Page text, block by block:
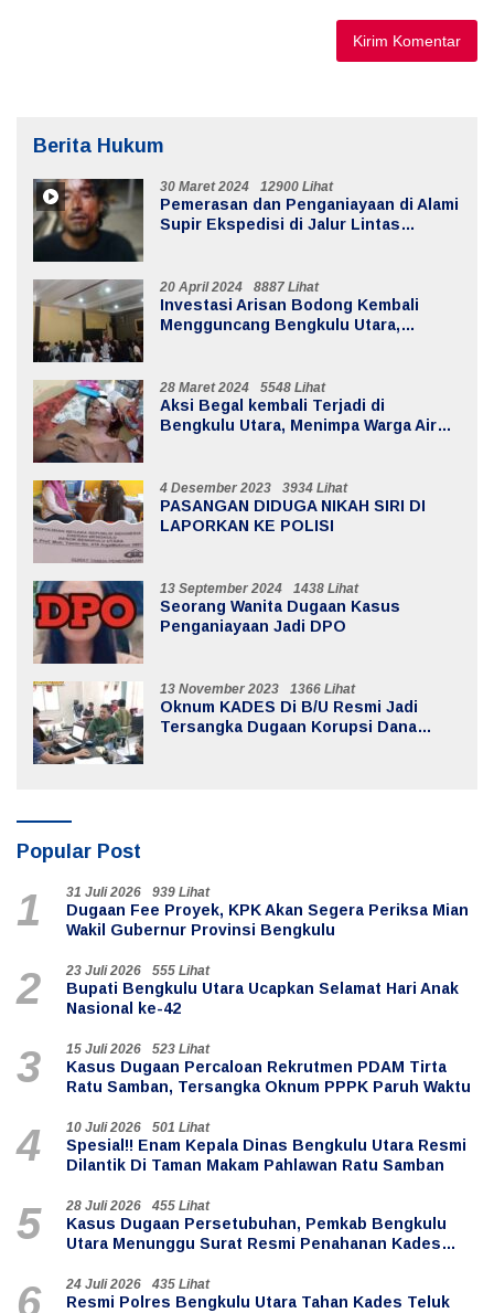
Berita Hukum
30 Maret 2024 12900 Lihat
Pemerasan dan Penganiayaan di Alami
Supir Ekspedisi di Jalur Lintas
20 April 2024 8887 Lihat
Investasi Arisan Bodong Kembali
Mengguncang Bengkulu Utara,
28 Maret 2024 5548 Lihat
Aksi Begal kembali Terjadi di
Bengkulu Utara, Menimpa Warga Air
4 Desember 2023 3934 Lihat
PASANGAN DIDUGA NIKAH SIRI DI
LAPORKAN KE POLISI
13 September 2024 1438 Lihat
Seorang Wanita Dugaan Kasus
Penganiayaan Jadi DPO
13 November 2023 1366 Lihat
Oknum KADES Di B/U Resmi Jadi
Tersangka Dugaan Korupsi Dana
Popular Post
1 31 Juli 2026 939 Lihat
Dugaan Fee Proyek, KPK Akan Segera Periksa Mian
Wakil Gubernur Provinsi Bengkulu
2 23 Juli 2026 555 Lihat
Bupati Bengkulu Utara Ucapkan Selamat Hari Anak
Nasional ke-42
3 15 Juli 2026 523 Lihat
Kasus Dugaan Percaloan Rekrutmen PDAM Tirta
Ratu Samban, Tersangka Oknum PPPK Paruh Waktu
4 10 Juli 2026 501 Lihat
Spesial!! Enam Kepala Dinas Bengkulu Utara Resmi
5 28 Juli 2026 455 Lihat
Kasus Dugaan Persetubuhan, Pemkab Bengkulu
Utara Menunggu Surat Resmi Penahanan Kades
6 24 Juli 2026 435 Lihat
Resmi Polres Bengkulu Utara Tahan Kades Teluk